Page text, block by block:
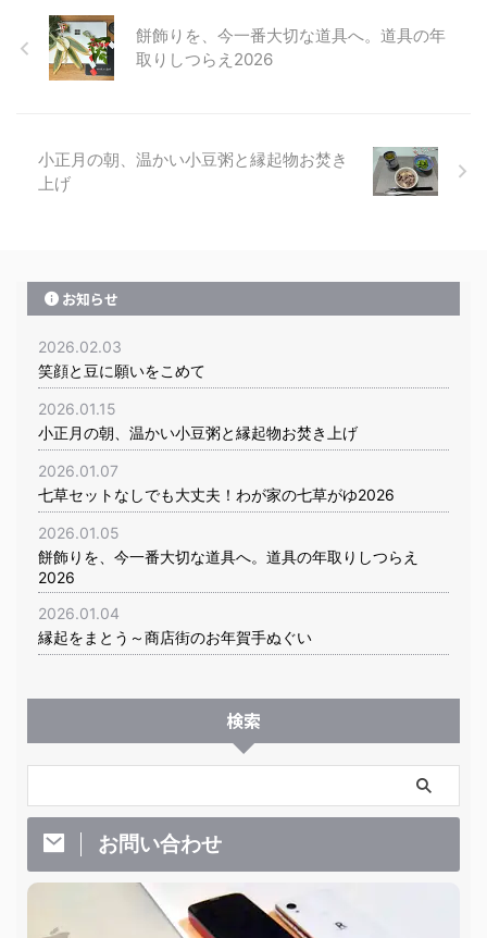
餅飾りを、今一番大切な道具へ。道具の年
取りしつらえ2026
小正月の朝、温かい小豆粥と縁起物お焚き
上げ
お知らせ
2026.02.03
笑顔と豆に願いをこめて
2026.01.15
小正月の朝、温かい小豆粥と縁起物お焚き上げ
2026.01.07
七草セットなしでも大丈夫！わが家の七草がゆ2026
2026.01.05
餅飾りを、今一番大切な道具へ。道具の年取りしつらえ
2026
2026.01.04
縁起をまとう～商店街のお年賀手ぬぐい
検索
お問い合わせ